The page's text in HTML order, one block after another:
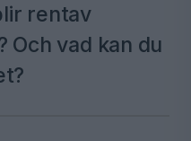
rentav
Och vad kan du